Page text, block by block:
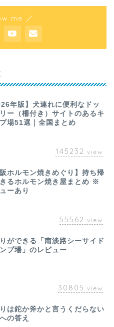
me ／
年版】犬連れに便利なドッ
ー（柵付き）サイトのあるキ
場51選｜全国まとめ
145232 view
阪ホルモン焼きめぐり】持ち帰
るホルモン焼き屋まとめ ※
ーあり
55562 view
ができる「南淡路シーサイド
プ場」のレビュー
30805 view
は鉈か斧かと言うくだらない
の答え